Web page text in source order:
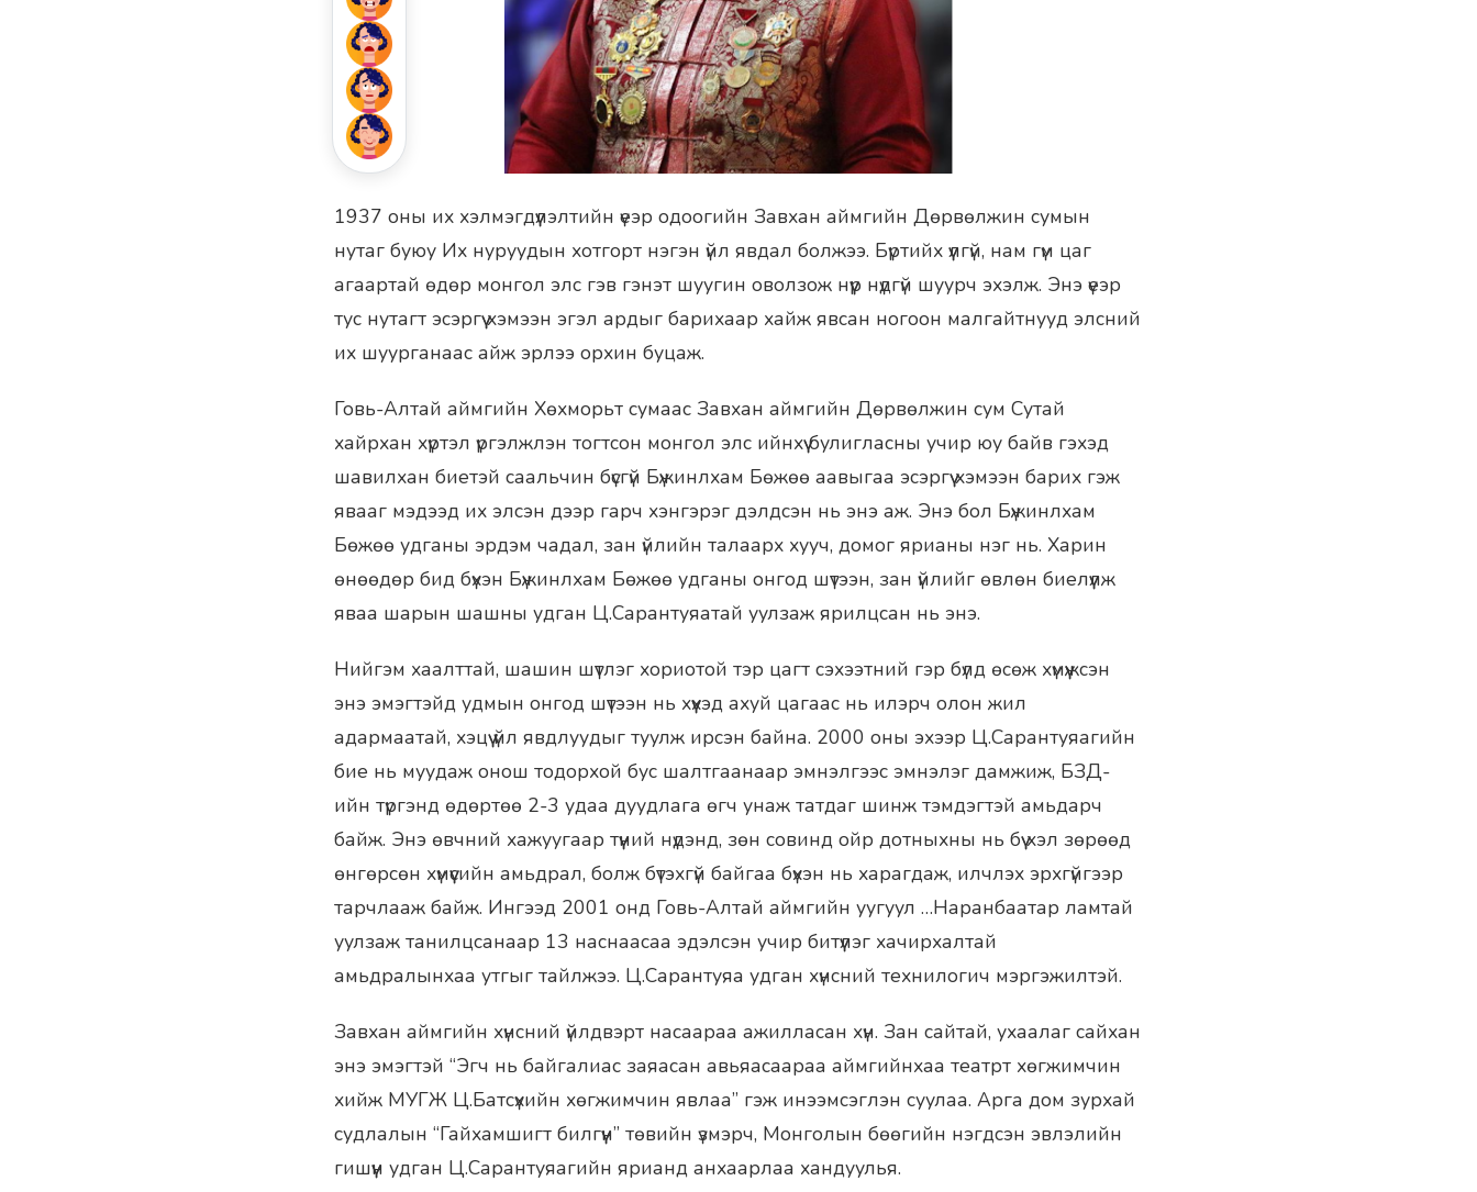
1937 оны их хэлмэгдүүлэлтийн үеэр одоогийн Завхан аймгийн Дөрвөлжин сумын
нутаг буюу Их нуруудын хотгорт нэгэн үйл явдал болжээ. Бүртийх үүлгүй, нам гүм цаг
агаартай өдөр монгол элс гэв гэнэт шуугин оволзож нүүр нүдгүй шуурч эхэлж. Энэ үеэр
тус нутагт эсэргүү хэмээн эгэл ардыг барихаар хайж явсан ногоон малгайтнууд элсний
их шуурганаас айж эрлээ орхин буцаж.
Говь-Алтай аймгийн Хөхморьт сумаас Завхан аймгийн Дөрвөлжин сум Сутай
хайрхан хүртэл үргэлжлэн тогтсон монгол элс ийнхүү булигласны учир юу байв гэхэд
шавилхан биетэй саальчин бүсгүй Бүжинлхам Бөжөө аавыгаа эсэргүү хэмээн барих гэж
явааг мэдээд их элсэн дээр гарч хэнгэрэг дэлдсэн нь энэ аж. Энэ бол Бүжинлхам
Бөжөө удганы эрдэм чадал, зан үйлийн талаарх хууч, домог ярианы нэг нь. Харин
өнөөдөр бид бүхэн Бүжинлхам Бөжөө удганы онгод шүтээн, зан үйлийг өвлөн биелүүлж
яваа шарын шашны удган Ц.Сарантуяатай уулзаж ярилцсан нь энэ.
Нийгэм хаалттай, шашин шүтлэг хориотой тэр цагт сэхээтний гэр бүлд өсөж хүмүүжсэн
энэ эмэгтэйд удмын онгод шүтээн нь хүүхэд ахуй цагаас нь илэрч олон жил
адармаатай, хэцүү үйл явдлуудыг туулж ирсэн байна. 2000 оны эхээр Ц.Сарантуяагийн
бие нь муудаж онош тодорхой бус шалтгаанаар эмнэлгээс эмнэлэг дамжиж, БЗД-
ийн түргэнд өдөртөө 2-3 удаа дуудлага өгч унаж татдаг шинж тэмдэгтэй амьдарч
байж. Энэ өвчний хажуугаар түүний нүдэнд, зөн совинд ойр дотныхны нь бүү хэл зөрөөд
өнгөрсөн хүмүүсийн амьдрал, болж бүтэхгүй байгаа бүхэн нь харагдаж, илчлэх эрхгүйгээр
тарчлааж байж. Ингээд 2001 онд Говь-Алтай аймгийн уугуул …Наранбаатар ламтай
уулзаж танилцсанаар 13 наснаасаа эдэлсэн учир битүүлэг хачирхалтай
амьдралынхаа утгыг тайлжээ. Ц.Сарантуяа удган хүнсний технилогич мэргэжилтэй.
Завхан аймгийн хүнсний үйлдвэрт насаараа ажилласан хүн. Зан сайтай, ухаалаг сайхан
энэ эмэгтэй “Эгч нь байгалиас заяасан авьяасаараа аймгийнхаа театрт хөгжимчин
хийж МУГЖ Ц.Батсүхийн хөгжимчин явлаа” гэж инээмсэглэн суулаа. Арга дом зурхай
судлалын “Гайхамшигт билгүүн” төвийн үзмэрч, Монголын бөөгийн нэгдсэн эвлэлийн
гишүүн удган Ц.Сарантуяагийн ярианд анхаарлаа хандуулья.